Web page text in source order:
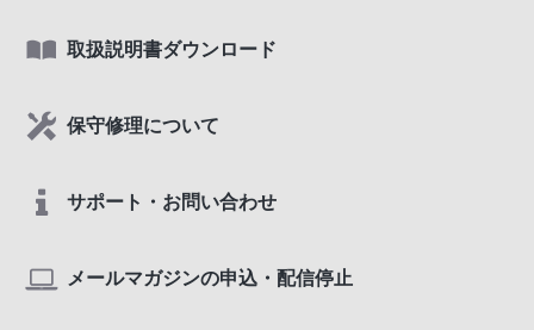
取扱説明書ダウンロード
保守修理について
サポート・お問い合わせ
メールマガジンの申込・配信停止